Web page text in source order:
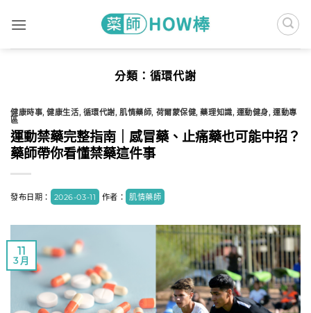
分類： 循環代謝
健康時事,健康生活, 循環代謝,肌情藥師, 荷爾蒙保健,藥理知識, 運動健身,運動專
區
運動禁藥完整指南｜感冒藥、止痛藥也可能中招？
藥師帶你看懂禁藥這件事
發布日期： 2026-03-11 作者： 肌情藥師
11
3 月